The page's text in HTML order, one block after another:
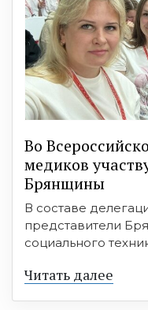
Во
медиков
Брянщины
В составе
представители
социального
Читать далее